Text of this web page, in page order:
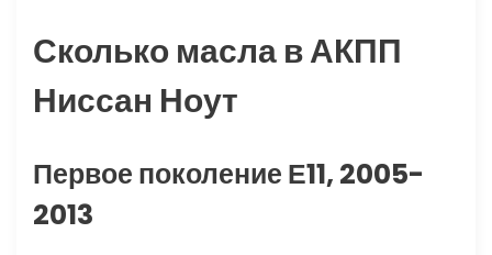
Сколько масла в АКПП
Ниссан Ноут
Первое поколение Е11, 2005-
2013